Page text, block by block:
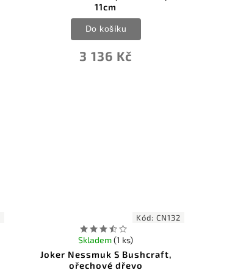
11cm
3 136 Kč
Do košíku
Kód:CN132
Joker Nessmuk S Bushcraft,
ořechové dřevo
Skladem(1 ks)